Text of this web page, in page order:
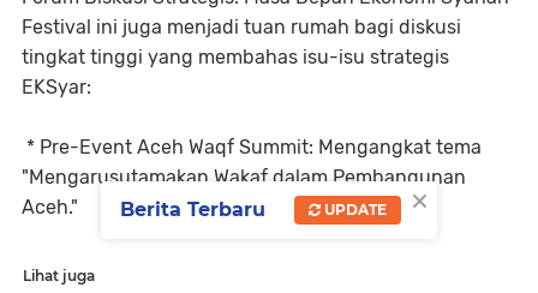
Festival ini juga menjadi tuan rumah bagi diskusi
tingkat tinggi yang membahas isu-isu strategis
EKSyar:
* Pre-Event Aceh Waqf Summit: Mengangkat tema
"Mengarusutamakan Wakaf dalam Pembangunan
Aceh."
Lihat juga
×
Berita Terbaru UPDATE